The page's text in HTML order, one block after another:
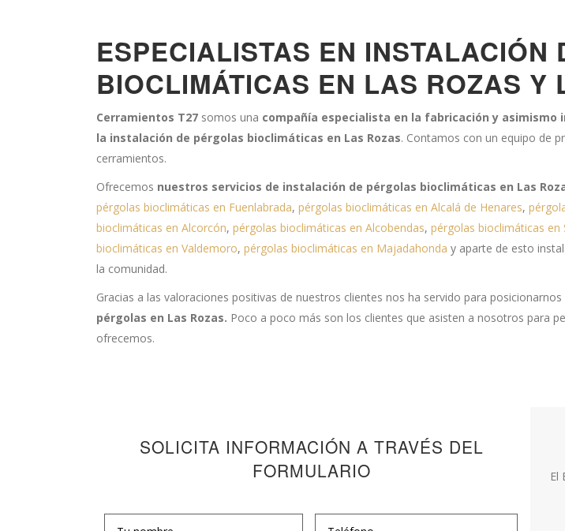
ESPECIALISTAS EN INSTALACIÓN
BIOCLIMÁTICAS EN LAS ROZAS Y
Cerramientos T27 somos una compañía especialista en la fabricación y asimismo
la instalación de pérgolas bioclimáticas en Las Rozas. Contamos con un equipo de
cerramientos.
Ofrecemos nuestros servicios de instalación de pérgolas bioclimáticas en Las
pérgolas bioclimáticas en Fuenlabrada, pérgolas bioclimáticas en Alcalá de Henares,
bioclimáticas en Alcorcón, pérgolas bioclimáticas en Alcobendas, pérgolas bioclimáticas en
bioclimáticas en Valdemoro, pérgolas bioclimáticas en Majadahonda y aparte de esto
la comunidad.
Gracias a las valoraciones positivas de nuestros clientes nos ha servido para posicionarnos
pérgolas en Las Rozas. Poco a poco más son los clientes que asisten a nosotros para
ofrecemos.
SOLICITA INFORMACIÓN A TRAVÉS DEL
FORMULARIO
El